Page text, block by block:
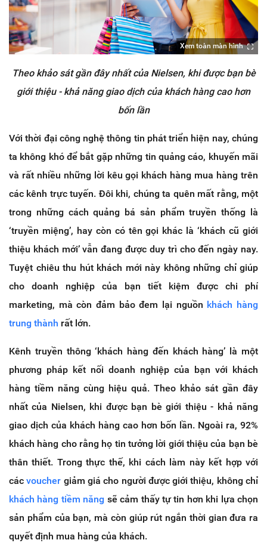
Xem toàn màn hình
Theo khảo sát gần đây nhất của Nielsen, khi được bạn bè
giới thiệu - khả năng giao dịch của khách hàng cao hơn
bốn lần
Với thời đại công nghệ thông tin phát triển hiện nay, chúng
ta không khó để bắt gặp những tin quảng cáo, khuyến mãi
và rất nhiều những lời kêu gọi khách hàng mua hàng trên
các kênh trực tuyến. Đôi khi, chúng ta quên mất rằng, một
trong những cách quảng bá sản phẩm truyền thống là
‘truyền miệng’, hay còn có tên gọi khác là ‘khách cũ giới
thiệu khách mới’ vẫn đang được duy trì cho đến ngày nay.
Tuyệt chiêu thu hút khách mới này không những chỉ giúp
cho doanh nghiệp của bạn tiết kiệm được chi phí
marketing, mà còn đảm bảo đem lại nguồn khách hàng
trung thành rất lớn.
Kênh truyền thông ‘khách hàng đến khách hàng’ là một
phương pháp kết nối doanh nghiệp của bạn với khách
hàng tiềm năng cùng hiệu quả. Theo khảo sát gần đây
nhất của Nielsen, khi được bạn bè giới thiệu - khả năng
giao dịch của khách hàng cao hơn bốn lần. Ngoài ra, 92%
khách hàng cho rằng họ tin tưởng lời giới thiệu của bạn bè
thân thiết. Trong thực thế, khi cách làm này kết hợp với
cácvoucher giảm giá cho người được giới thiệu, không chỉ
khách hàng tiềm năng sẽ cảm thấy tự tin hơn khi lựa chọn
sản phẩm của bạn, mà còn giúp rút ngắn thời gian đưa ra
quyết định mua hàng của khách.